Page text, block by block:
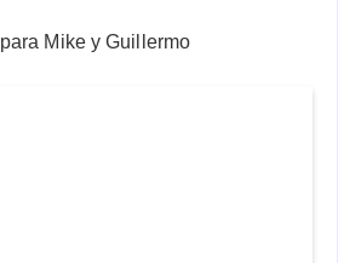
para Mike y Guillermo